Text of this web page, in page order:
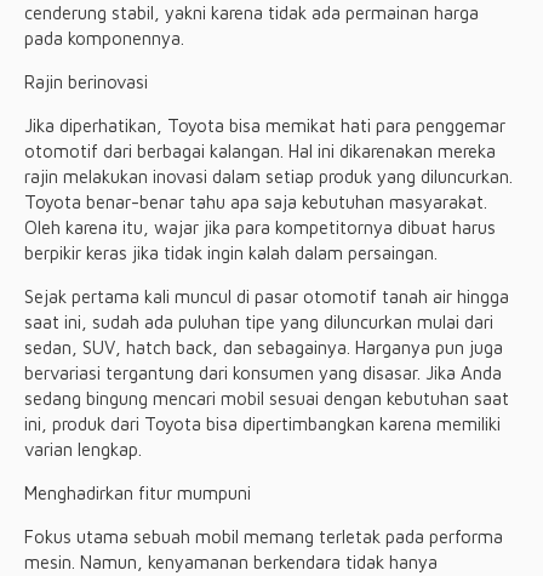
cenderung stabil, yakni karena tidak ada permainan harga
pada komponennya.
Rajin berinovasi
Jika diperhatikan, Toyota bisa memikat hati para penggemar
otomotif dari berbagai kalangan. Hal ini dikarenakan mereka
rajin melakukan inovasi dalam setiap produk yang diluncurkan.
Toyota benar-benar tahu apa saja kebutuhan masyarakat.
Oleh karena itu, wajar jika para kompetitornya dibuat harus
berpikir keras jika tidak ingin kalah dalam persaingan.
Sejak pertama kali muncul di pasar otomotif tanah air hingga
saat ini, sudah ada puluhan tipe yang diluncurkan mulai dari
sedan, SUV, hatch back, dan sebagainya. Harganya pun juga
bervariasi tergantung dari konsumen yang disasar. Jika Anda
sedang bingung mencari mobil sesuai dengan kebutuhan saat
ini, produk dari Toyota bisa dipertimbangkan karena memiliki
varian lengkap.
Menghadirkan fitur mumpuni
Fokus utama sebuah mobil memang terletak pada performa
mesin. Namun, kenyamanan berkendara tidak hanya